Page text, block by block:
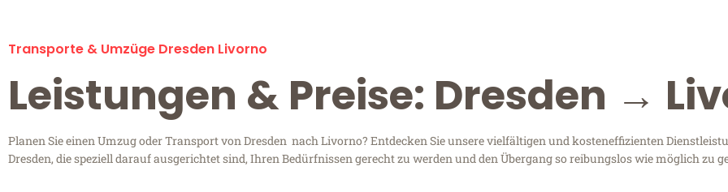
Transporte & Umzüge Dresden Livorno
Leistungen & Preise: Dresden →
Planen Sie einen Umzug oder Transport von Dresden nach Livorno? Entdecken Sie unsere vielfältigen und kosteneffizienten
Dresden, die speziell darauf ausgerichtet sind, Ihren Bedürfnissen gerecht zu werden und den Übergang so reibungslos wie möglich zu